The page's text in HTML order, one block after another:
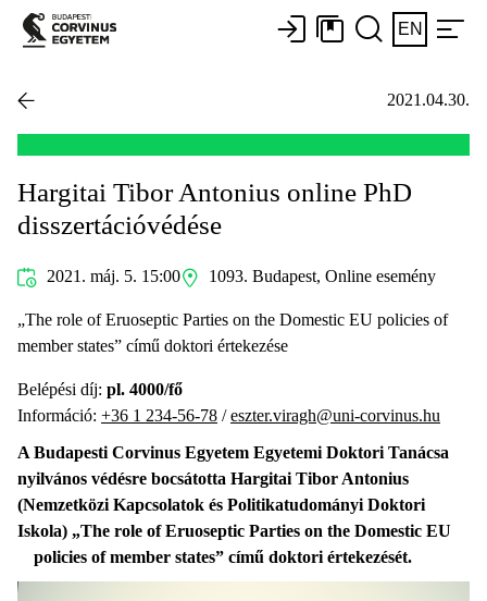
EN
2021.04.30.
Hargitai Tibor Antonius online PhD
disszertációvédése
2021. máj. 5. 15:00 1093. Budapest, Online esemény
„The role of Eruoseptic Parties on the Domestic EU policies of
member states” című doktori értekezése
Belépési díj: pl. 4000/fő
Információ: +36 1 234-56-78 /eszter.viragh@uni-corvinus.hu
A Budapesti Corvinus Egyetem Egyetemi Doktori Tanácsa
nyilvános védésre bocsátotta Hargitai Tibor Antonius
(Nemzetközi Kapcsolatok és Politikatudományi Doktori
Iskola) „The role of Eruoseptic Parties on the Domestic EU
policies of member states” című doktori értekezését.